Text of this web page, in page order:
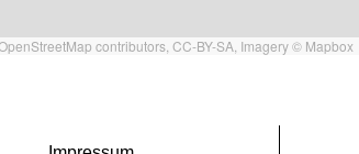
contributors, CC-BY-SA , Imagery © Mapbox